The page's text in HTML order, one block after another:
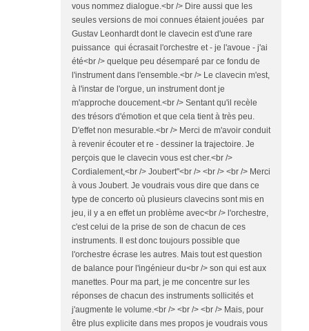
vous nommez dialogue.<br /> Dire aussi que les
seules versions de moi connues étaient jouées par
Gustav Leonhardt dont le clavecin est d'une rare
puissance qui écrasait l'orchestre et - je l'avoue - j'ai
été<br /> quelque peu désemparé par ce fondu de
l'instrument dans l'ensemble.<br /> Le clavecin m'est,
à l'instar de l'orgue, un instrument dont je
m'approche doucement.<br /> Sentant qu'il recèle
des trésors d'émotion et que cela tient à très peu.
D'effet non mesurable.<br /> Merci de m'avoir conduit
à revenir écouter et re - dessiner la trajectoire. Je
perçois que le clavecin vous est cher.<br />
Cordialement,<br /> Joubert"<br /> <br /> <br /> Merci
à vous Joubert. Je voudrais vous dire que dans ce
type de concerto où plusieurs clavecins sont mis en
jeu, il y a en effet un problème avec<br /> l'orchestre,
c'est celui de la prise de son de chacun de ces
instruments. Il est donc toujours possible que
l'orchestre écrase les autres. Mais tout est question
de balance pour l'ingénieur du<br /> son qui est aux
manettes. Pour ma part, je me concentre sur les
réponses de chacun des instruments sollicités et
j'augmente le volume.<br /> <br /> <br /> Mais, pour
être plus explicite dans mes propos je voudrais vous